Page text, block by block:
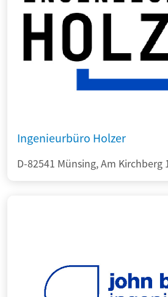
Ingenieurbüro Holzer
D-82541 Münsing, Am Kirchberg